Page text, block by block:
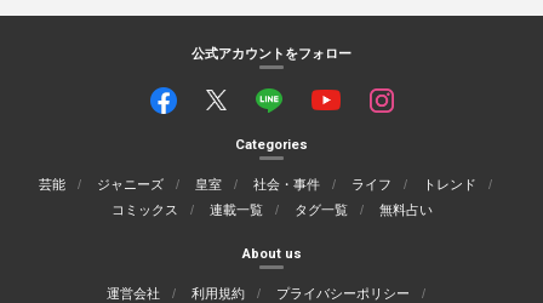
公式アカウントをフォロー
Categories
芸能 ジャニーズ 皇室 社会・事件 ライフ
トレンド
コミックス
連載一覧 タグ一覧 無料占い
About us
運営会社 利用規約
プライバシーポリシー